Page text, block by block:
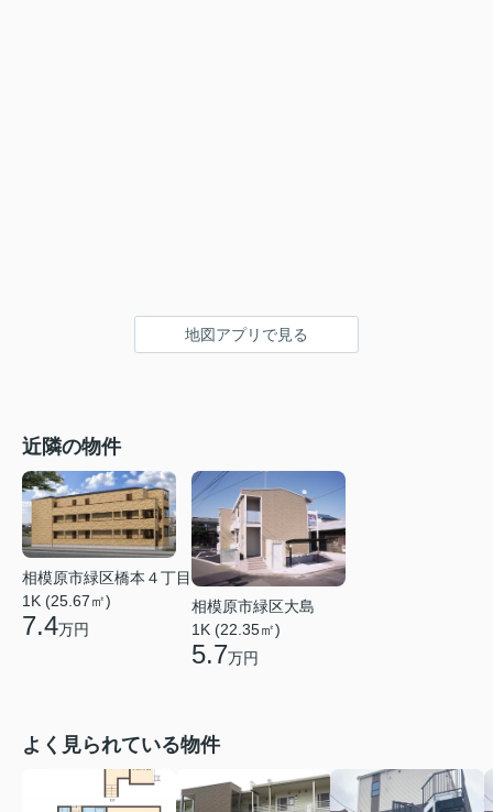
地図アプリで見る
近隣の物件
相模原市緑区橋本４丁目
1K (25.67㎡)
7.4万円
相模原市緑区大島
1K (22.35㎡)
5.7万円
よく見られている物件